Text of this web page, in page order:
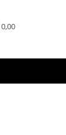
0,00